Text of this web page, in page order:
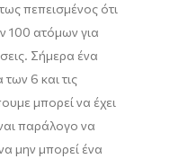
πεπεισμένος ότι
100 ατόμων για
. Σήμερα ένα
των 6 και τις
μπορεί να έχει
παράλογο να
μην μπορεί ένα